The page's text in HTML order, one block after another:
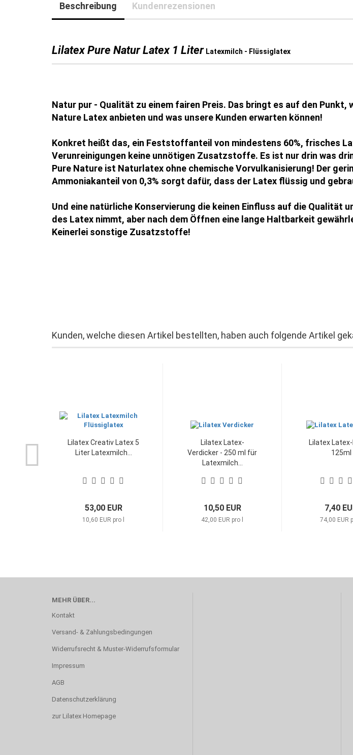
Beschreibung Kundenrezensionen
Lilatex Pure Natur Latex 1 Liter Latexmilch - Flüssiglatex
Natur pur - Qualität zu einem fairen Preis. Das bringt es auf den Punkt,
Nature Latex anbieten und was unsere Kunden erwarten können!
Konkret heißt das, ein Feststoffanteil von mindestens 60%, frisches
Verunreinigungen keine unnötigen Zusatzstoffe. Es ist nur drin was
Pure Nature ist Naturlatex ohne chemische Vorvulkanisierung! Der
Ammoniakanteil von 0,3% sorgt dafür, dass der Latex flüssig und
Und eine natürliche Konservierung die keinen Einfluss auf die Qualität
des Latex nimmt, aber nach dem Öffnen eine lange Haltbarkeit
Keinerlei sonstige Zusatzstoffe!
Kunden, welche diesen Artikel bestellten, haben auch folgende Artikel
Lilatex Creativ Latex 5
Liter Latexmilch...
53,00 EUR
10,60 EUR pro l
Lilatex Latex-
Verdicker - 250 ml für
Latexmilch...
10,50 EUR
42,00 EUR pro l
Lilatex
125ml
7,40
74,00 EUR
MEHR ÜBER...
Kontakt
Versand- & Zahlungsbedingungen
Widerrufsrecht & Muster-Widerrufsformular
Impressum
AGB
Datenschutzerklärung
zur Lilatex Homepage